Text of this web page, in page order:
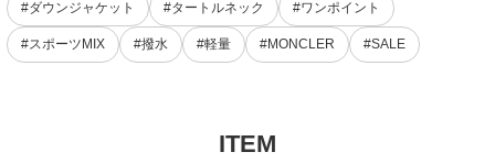
#ダウンジャケット #タートルネック #ワンポイント
#スポーツMIX #撥水 #軽量 #MONCLER #SALE